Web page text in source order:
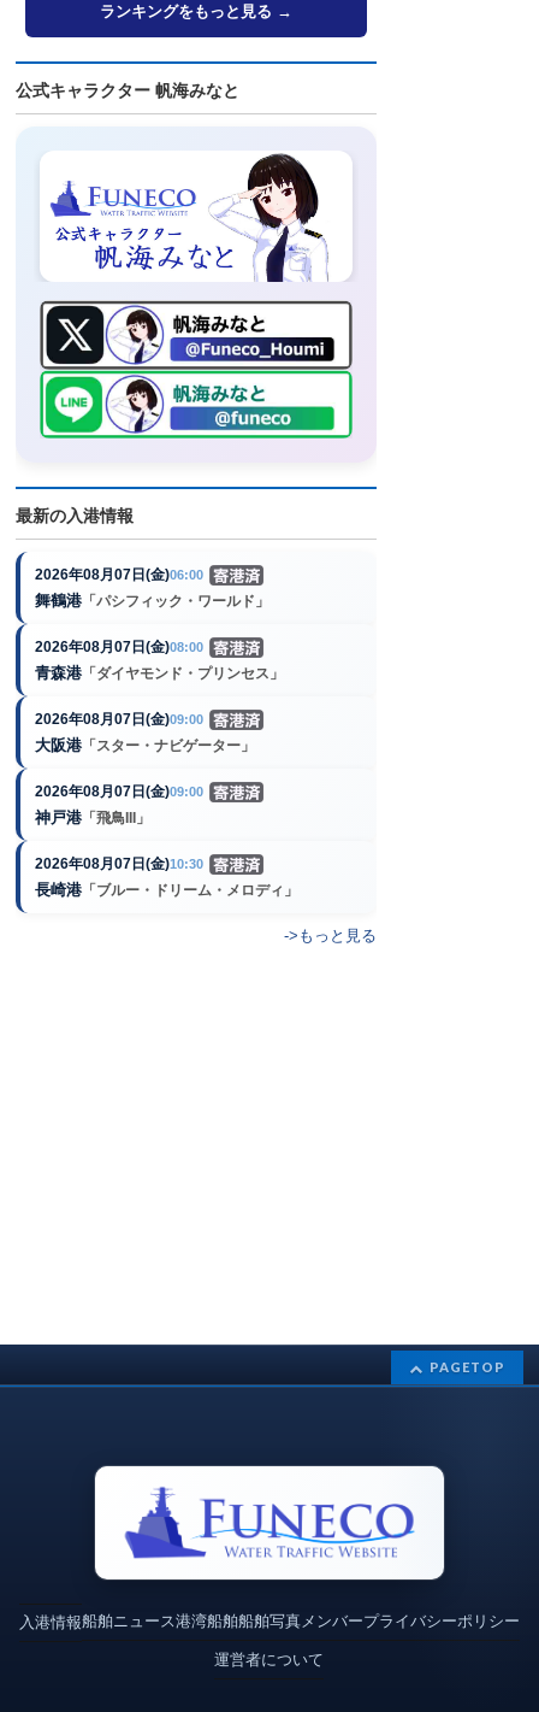
ランキングをもっと見る →
公式キャラクター 帆海みなと
最新の入港情報
2026年08月07日(金)06:00
舞鶴港 「パシフィック・ワールド」
2026年08月07日(金)08:00
青森港 「ダイヤモンド・プリンセス」
2026年08月07日(金)09:00
大阪港 「スター・ナビゲーター」
2026年08月07日(金)09:00
神戸港 「飛鳥III」
2026年08月07日(金)10:30
長崎港 「ブルー・ドリーム・メロディ」
->もっと見る
PAGETOP
入港情報船舶ニュース港湾船舶船舶写真メンバープライバシーポリシー
運営者について